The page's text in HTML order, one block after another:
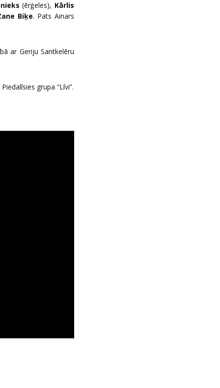
(ērģeles), Kārlis
Biķe. Pats Ainars
ar Geriju Santkelēru
grupa “Līvi”.